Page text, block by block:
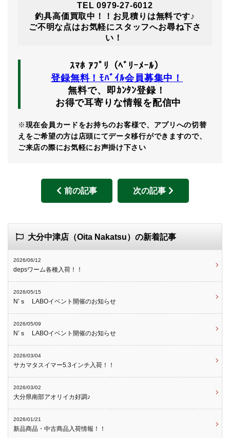
TEL 0979-27-6012
釣具高価買取中！！お見積りは無料です♪
ご不明な点はお気軽にスタッフへお尋ね下さ
い！
ｽﾏﾎ ｱﾌﾟﾘ（ﾍﾞﾘｰﾒｰﾙ）
登録無料！ﾓﾊﾞｲﾙ会員募集中！
無料で、即ｶﾝﾀﾝ登録！
お得で耳寄りな情報を配信中
※現在会員カードをお持ちのお客様で、アプリへの切替
えをご希望の方は店頭にてデータ移行ができますので、
ご来店の際にお気軽にお声掛け下さい
前の記事 次の記事
大分中津店（Oita Nakatsu）の新着記事
2026/06/12
depsワーム各種入荷！！
2026/05/15
N’ｓ LABOイベント開催のお知らせ
2026/05/09
N’ｓ LABOイベント開催のお知らせ
2026/03/04
サカマタスイマー5.3インチ入荷！！
2026/03/02
大分県南部アオリイカ好調♪
2026/01/21
新品商品・中古商品入荷情報！！